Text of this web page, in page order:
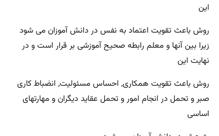
این
روش باعث تقویت اعتماد به نفس در دانش آموزان می شود
زیرا بین آنها و معلم رابطه صحیح آموزشی بر قرار است و در
نهایت این
روش باعث تقویت همکاری, احساس مسئولیت, انضباط کاری
صبر و تحمل در انجام امور و تحمل عقاید دیگران و مهارتهای
اساسی